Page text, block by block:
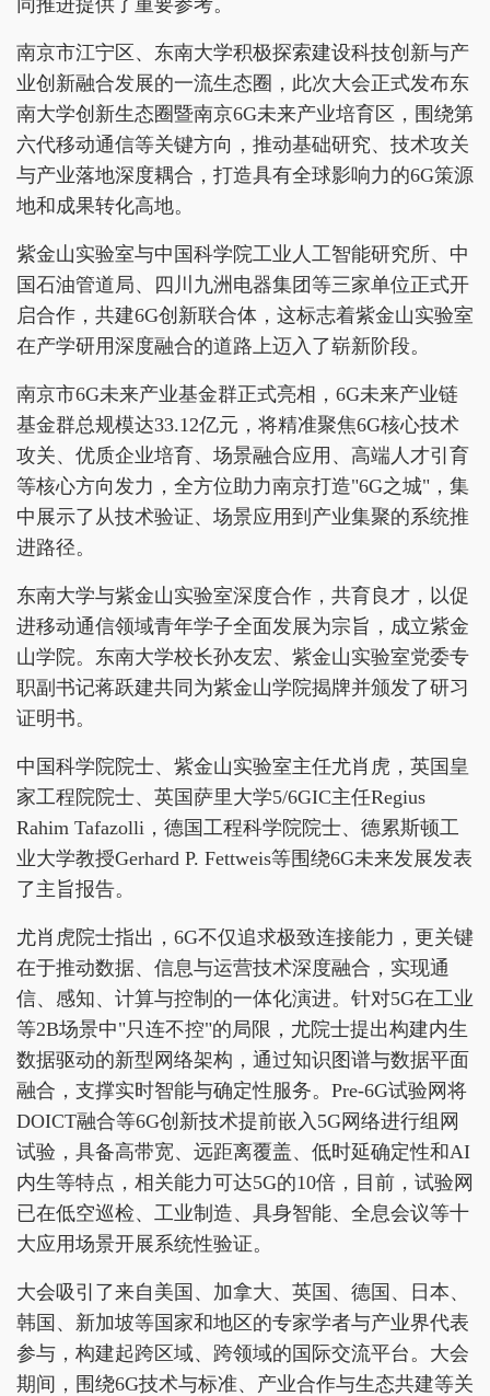
同推进提供了重要参考。
南京市江宁区、东南大学积极探索建设科技创新与产
业创新融合发展的一流生态圈，此次大会正式发布东
南大学创新生态圈暨南京6G未来产业培育区，围绕第
六代移动通信等关键方向，推动基础研究、技术攻关
与产业落地深度耦合，打造具有全球影响力的6G策源
地和成果转化高地。
紫金山实验室与中国科学院工业人工智能研究所、中
国石油管道局、四川九洲电器集团等三家单位正式开
启合作，共建6G创新联合体，这标志着紫金山实验室
在产学研用深度融合的道路上迈入了崭新阶段。
南京市6G未来产业基金群正式亮相，6G未来产业链
基金群总规模达33.12亿元，将精准聚焦6G核心技术
攻关、优质企业培育、场景融合应用、高端人才引育
等核心方向发力，全方位助力南京打造"6G之城"，集
中展示了从技术验证、场景应用到产业集聚的系统推
进路径。
东南大学与紫金山实验室深度合作，共育良才，以促
进移动通信领域青年学子全面发展为宗旨，成立紫金
山学院。东南大学校长孙友宏、紫金山实验室党委专
职副书记蒋跃建共同为紫金山学院揭牌并颁发了研习
证明书。
中国科学院院士、紫金山实验室主任尤肖虎，英国皇
家工程院院士、英国萨里大学5/6GIC主任Regius
Rahim Tafazolli，德国工程科学院院士、德累斯顿工
业大学教授Gerhard P. Fettweis等围绕6G未来发展发表
了主旨报告。
尤肖虎院士指出，6G不仅追求极致连接能力，更关键
在于推动数据、信息与运营技术深度融合，实现通
信、感知、计算与控制的一体化演进。针对5G在工业
等2B场景中"只连不控"的局限，尤院士提出构建内生
数据驱动的新型网络架构，通过知识图谱与数据平面
融合，支撑实时智能与确定性服务。Pre-6G试验网将
DOICT融合等6G创新技术提前嵌入5G网络进行组网
试验，具备高带宽、远距离覆盖、低时延确定性和AI
内生等特点，相关能力可达5G的10倍，目前，试验网
已在低空巡检、工业制造、具身智能、全息会议等十
大应用场景开展系统性验证。
大会吸引了来自美国、加拿大、英国、德国、日本、
韩国、新加坡等国家和地区的专家学者与产业界代表
参与，构建起跨区域、跨领域的国际交流平台。大会
期间，围绕6G技术与标准、产业合作与生态共建等关